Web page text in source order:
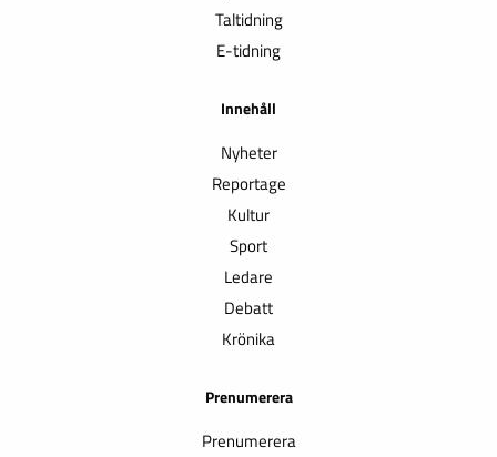
Taltidning
E-tidning
Innehåll
Nyheter
Reportage
Kultur
Sport
Ledare
Debatt
Krönika
Prenumerera
Prenumerera